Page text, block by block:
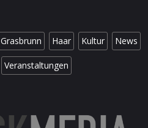
Grasbrunn Haar Kultur News
Veranstaltungen